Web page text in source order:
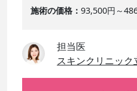
施術の価格
93,500円～
担当医
スキンクリニック